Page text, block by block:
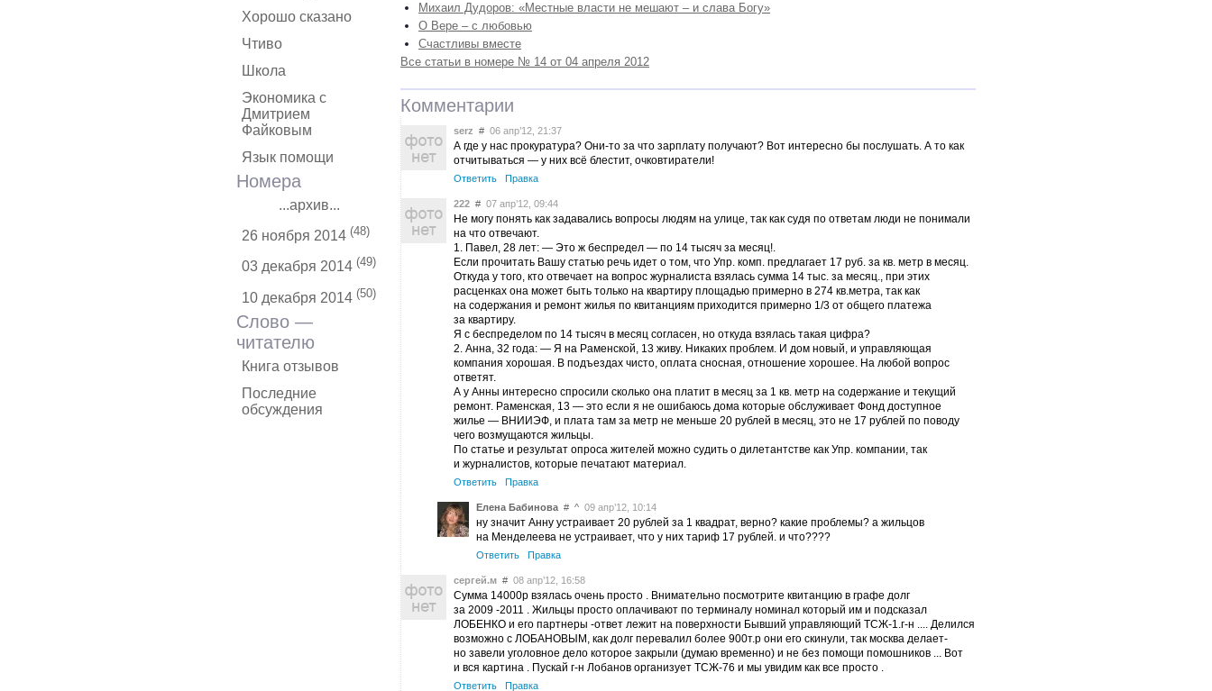
Хорошо сказано
Чтиво
Школа
Экономика с
Дмитрием
Файковым
Язык помощи
Номера
...архив...
26 ноября 2014 (48)
03 декабря 2014 (49)
10 декабря 2014 (50)
Слово —
читателю
Книга отзывов
Последние
обсуждения
Михаил Дудоров: «Местные власти не мешают – и слава Богу»
О Вере – с любовью
Счастливы вместе
Все статьи в номере № 14 от 04 апреля 2012
Комментарии
serz # 06 апр’12, 21:37
А где у нас прокуратура? Они-то за что зарплату получают? Вот интересно бы послушать. А то как
отчитываться — у них всё блестит, очковтиратели!
Ответить Правка
222 # 07 апр’12, 09:44
Не могу понять как задавались вопросы людям на улице, так как судя по ответам люди не понимали
на что отвечают.
1. Павел, 28 лет: — Это ж беспредел — по 14 тысяч за месяц!.
Если прочитать Вашу статью речь идет о том, что Упр. комп. предлагает 17 руб. за кв. метр в месяц.
Откуда у того, кто отвечает на вопрос журналиста взялась сумма 14 тыс. за месяц., при этих
расценках она может быть только на квартиру площадью примерно в 274 кв.метра, так как
на содержания и ремонт жилья по квитанциям приходится примерно 1/3 от общего платежа
за квартиру.
Я с беспределом по 14 тысяч в месяц согласен, но откуда взялась такая цифра?
2. Анна, 32 года: — Я на Раменской, 13 живу. Никаких проблем. И дом новый, и управляющая
компания хорошая. В подъездах чисто, оплата сносная, отношение хорошее. На любой вопрос
ответят.
А у Анны интересно спросили сколько она платит в месяц за 1 кв. метр на содержание и текущий
ремонт. Раменская, 13 — это если я не ошибаюсь дома которые обслуживает Фонд доступное
жилье — ВНИИЭФ, и плата там за метр не меньше 20 рублей в месяц, это не 17 рублей по поводу
чего возмущаются жильцы.
По статье и результат опроса жителей можно судить о дилетантстве как Упр. компании, так
и журналистов, которые печатают материал.
Ответить Правка
Елена Бабинова # ^ 09 апр’12, 10:14
ну значит Анну устраивает 20 рублей за 1 квадрат, верно? какие проблемы? а жильцов
на Менделеева не устраивает, что у них тариф 17 рублей. и что????
Ответить Правка
сергей.м # 08 апр’12, 16:58
Сумма 14000р взялась очень просто . Внимательно посмотрите квитанцию в графе долг
за 2009 -2011 . Жильцы просто оплачивают по терминалу номинал который им и подсказал
ЛОБЕНКО и его партнеры -ответ лежит на поверхности Бывший управляющий ТСЖ-1.г-н .... Делился
возможно с ЛОБАНОВЫМ, как долг перевалил более 900т.р они его скинули, так москва делает-
но завели уголовное дело которое закрыли (думаю временно) и не без помощи помошников ... Вот
и вся картина . Пускай г-н Лобанов организует ТСЖ-76 и мы увидим как все просто .
Ответить Правка